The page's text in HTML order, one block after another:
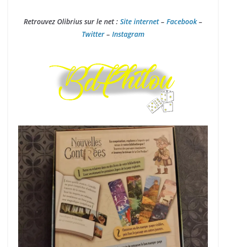
Retrouvez Olibrius sur le net : Site internet– Facebook–
Twitter – Instagram